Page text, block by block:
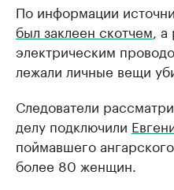
По информации
был заклеен скотчем, а
электрическим
лежали личные вещи
Следователи
делу подключили
поймавшего
более 80 женщин.